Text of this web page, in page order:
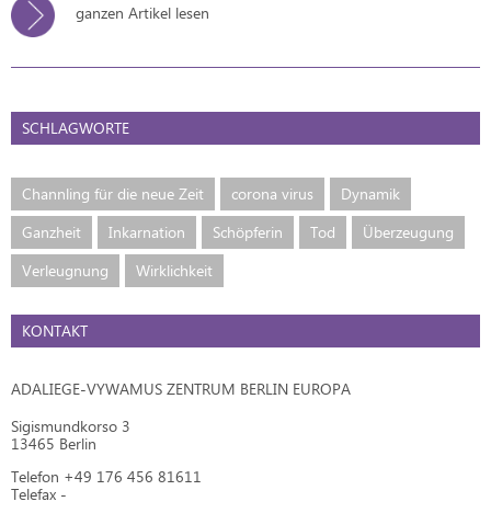
ganzen Artikel lesen
SCHLAGWORTE
Channling für die neue Zeit corona virus
Dynamik
Ganzheit
Inkarnation Schöpferin Tod
Überzeugung
Verleugnung
Wirklichkeit
KONTAKT
ADALIEGE-VYWAMUS ZENTRUM BERLIN EUROPA
Sigismundkorso 3
13465 Berlin
Telefon +49 176 456 81611
Telefax -